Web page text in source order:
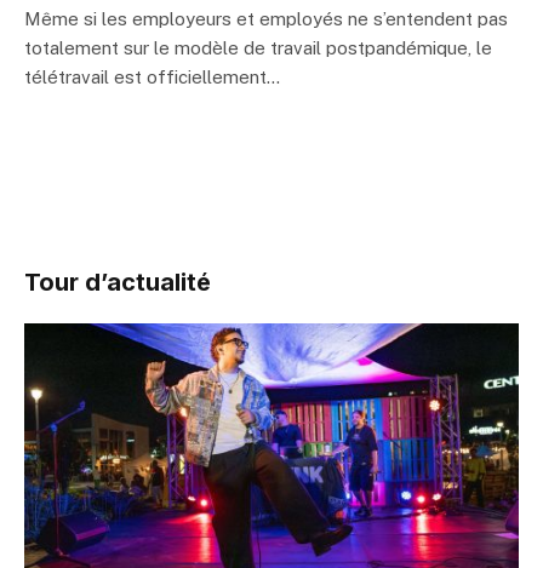
Même si les employeurs et employés ne s’entendent pas
totalement sur le modèle de travail postpandémique, le
télétravail est officiellement…
Tour d’actualité